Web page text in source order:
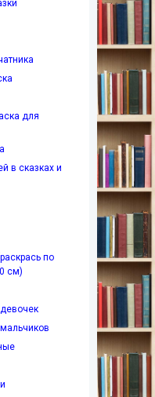
для
в сказках и
по
см)